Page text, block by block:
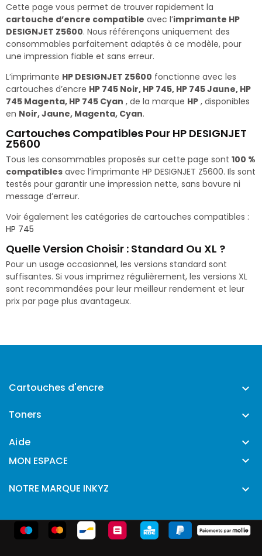
Cette page vous permet de trouver rapidement la
cartouche d’encre compatible avec l’imprimante HP
DESIGNJET Z5600. Nous référençons uniquement des
consommables parfaitement adaptés à ce modèle, pour
une impression fiable et sans erreur.
L’imprimante HP DESIGNJET Z5600 fonctionne avec les
cartouches d’encre HP 745 Noir, HP 745, HP 745 Jaune, HP
745 Magenta, HP 745 Cyan , de la marque HP , disponibles
en Noir, Jaune, Magenta, Cyan.
Cartouches Compatibles Pour HP DESIGNJET
Z5600
Tous les consommables proposés sur cette page sont 100 %
compatibles avec l’imprimante HP DESIGNJET Z5600. Ils sont
testés pour garantir une impression nette, sans bavure ni
message d’erreur.
Voir également les catégories de cartouches compatibles :
HP 745
Quelle Version Choisir : Standard Ou XL ?
Pour un usage occasionnel, les versions standard sont
suffisantes. Si vous imprimez régulièrement, les versions XL
sont recommandées pour leur meilleur rendement et leur
prix par page plus avantageux.
Cartouches d'encre 
Toners 
Aide 
MON ESPACE 
NOTRE MARQUE INKYZ 